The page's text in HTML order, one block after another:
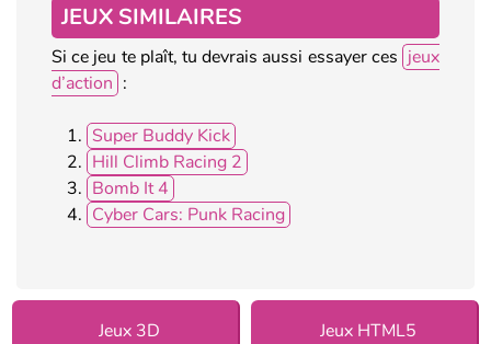
JEUX SIMILAIRES
Si ce jeu te plaît, tu devrais aussi essayer ces jeux
d’action :
Super Buddy Kick
Hill Climb Racing 2
Bomb It 4
Cyber Cars: Punk Racing
Jeux 3D Jeux HTML5